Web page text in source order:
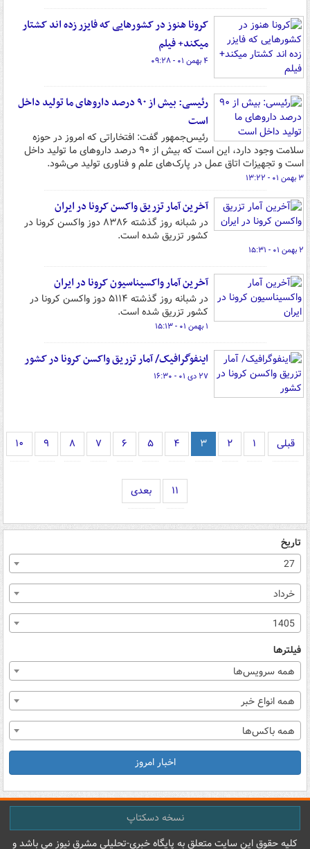
کرونا هنوز در کشورهایی که فایزر زده اند کشتار
میکند+ فیلم
۴ بهمن ۰۱ - ۰۹:۲۸
رئیسی: بیش از ۹۰ درصد داروهای ما تولید داخل
است
رئیس‌جمهور گفت: افتخاراتی که امروز در حوزه
سلامت وجود دارد، این است که بیش از ۹۰ درصد داروهای ما تولید داخل
است و تجهیزات اتاق عمل در پارک‌های علم و فناوری تولید می‌شود.
۳ بهمن ۰۱ - ۱۳:۲۲
آخرین آمار تزریق واکسن کرونا در ایران
در شبانه روز گذشته ۸۳۸۶ دوز واکسن کرونا در
کشور تزریق شده است.
۲ بهمن ۰۱ - ۱۵:۳۱
آخرین آمار واکسیناسیون کرونا در ایران
در شبانه روز گذشته ۵۱۱۴ دوز واکسن کرونا در
کشور تزریق شده است.
۱ بهمن ۰۱ - ۱۵:۱۳
اینفوگرافیک/ آمار تزریق واکسن کرونا در کشور
۲۷ دی ۰۱ - ۱۶:۳۰
قبلی ۱ ۲ ۳ ۴ ۵ ۶ ۷ ۸ ۹ ۱۰
۱۱ بعدی
تاریخ
27
خرداد
1405
فیلترها
همه سرویس‌ها
همه انواع خبر
همه باکس‌ها
اخبار امروز
نسخه دسکتاپ
کليه حقوق اين سايت متعلق به پایگاه خبري-تحليلي مشرق نيوز می باشد و